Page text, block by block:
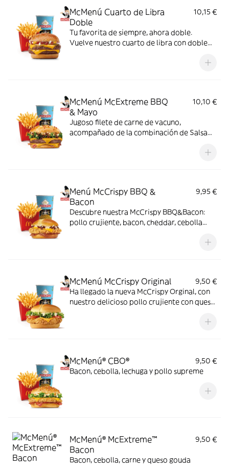
McMenú Cuarto de Libra
Doble
10,15 €
Tu favorita de siempre, ahora doble.
Vuelve nuestro cuarto de libra con doble
cheddar, pepinillo, cebolla en tiras, kétchup
McMenú McExtreme BBQ
& Mayo
10,10 €
Jugoso filete de carne de vacuno,
acompañado de la combinación de Salsa
doble de cheddar, lechuga fresca y tiras de
Menú McCrispy BBQ &
Bacon
9,95 €
Descubre nuestra McCrispy BBQ&Bacon:
pollo crujiente, bacon, cheddar, cebolla
harina de trigo con copos de patata. ¡Sabor
McMenú McCrispy Original
9,50 €
Ha llegado la nueva McCrispy Orginal, con
nuestro delicioso pollo crujiente con queso
original, crujiente lechuga y tomate fresco.
McMenú® CBO®
9,50 €
Bacon, cebolla, lechuga y pollo supreme
McMenú® McExtreme™
Bacon
9,50 €
Bacon, cebolla, carne y queso gouda